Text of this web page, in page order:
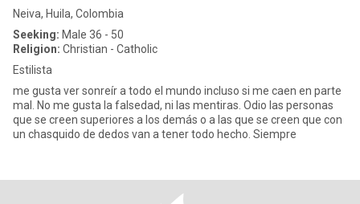
Neiva, Huila, Colombia
Seeking: Male 36 - 50
Religion: Christian - Catholic
Estilista
me gusta ver sonreír a todo el mundo incluso si me caen en parte
mal. No me gusta la falsedad, ni las mentiras. Odio las personas
que se creen superiores a los demás o a las que se creen que con
un chasquido de dedos van a tener todo hecho. Siempre